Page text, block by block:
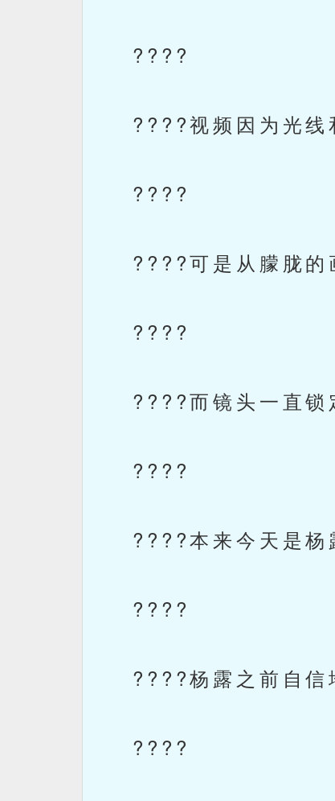
????
????视频因为光线
????
????可是从朦胧的
????
????而镜头一直锁
????
????本来今天是杨
????
????杨露之前自信
????